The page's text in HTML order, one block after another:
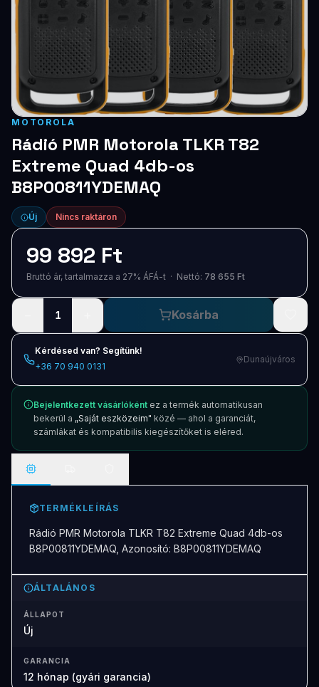
Támogatás
Új termékek ÚJ
Keresés Vásárlás
MOTOROLA
Rádió PMR Motorola TLKR T82
Extreme Quad 4db-os
B8P00811YDEMAQ
Új Nincs raktáron
99 892 Ft
Bruttó ár, tartalmazza a 27% ÁFÁ-t · Nettó: 78 655 Ft
1 Kosárba
Kérdésed van? Segítünk!
+36 70 940 0131
Dunaújváros
Bejelentkezett vásárlóként ez a termék automatikusan
bekerül a „Saját eszközeim" közé — ahol a garanciát,
számlákat és kompatibilis kiegészítőket is eléred.
TERMÉKLEÍRÁS
Rádió PMR Motorola TLKR T82 Extreme Quad 4db-os
B8P00811YDEMAQ, Azonosító: B8P00811YDEMAQ
ÁLTALÁNOS
ÁLLAPOT
Új
GARANCIA
12 hónap (gyári garancia)